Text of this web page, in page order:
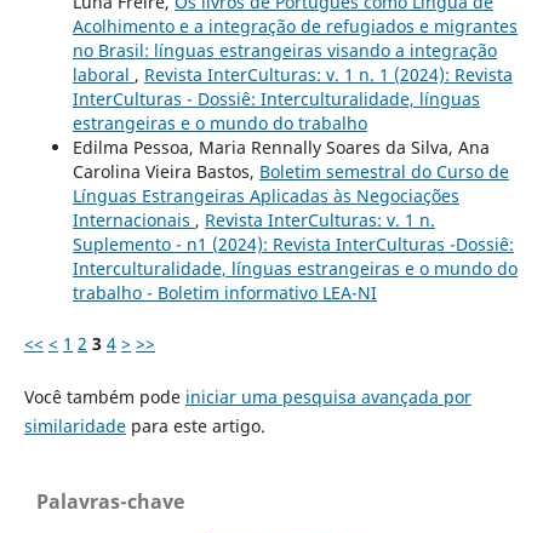
Acolhimento e a integração de refugiados e migrantes
no Brasil: línguas estrangeiras visando a integração
laboral , Revista InterCulturas: v. 1 n. 1 (2024): Revista
InterCulturas - Dossiê: Interculturalidade, línguas
estrangeiras e o mundo do trabalho
Edilma Pessoa, Maria Rennally Soares da Silva, Ana
Carolina Vieira Bastos, Boletim semestral do Curso de
Línguas Estrangeiras Aplicadas às Negociações
Internacionais , Revista InterCulturas: v. 1 n.
Suplemento - n1 (2024): Revista InterCulturas -Dossiê:
Interculturalidade, línguas estrangeiras e o mundo do
trabalho - Boletim informativo LEA-NI
<< < 1 2 3 4 > >>
Você também pode iniciar uma pesquisa avançada por
similaridadepara este artigo.
Palavras-chave